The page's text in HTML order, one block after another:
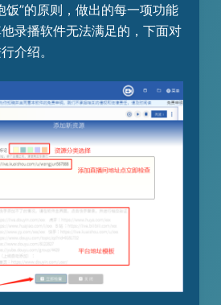
饭”的原则，做出的每一项功能
录播软件无法满足的，下面对
介绍。